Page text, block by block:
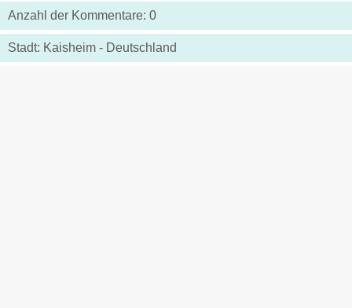
Anzahl der Kommentare: 0
Stadt: Kaisheim - Deutschland